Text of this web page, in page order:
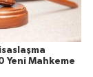
Yeni Mahkeme